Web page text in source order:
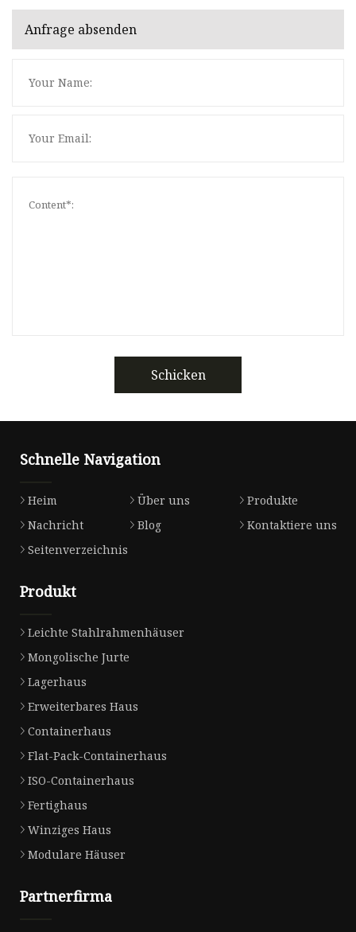
Anfrage absenden
Schicken
Schnelle Navigation
Heim Über uns
Produkte
Nachricht
Blog
Kontaktiere uns
Seitenverzeichnis
Produkt
Leichte Stahlrahmenhäuser
Mongolische Jurte
Lagerhaus
Erweiterbares Haus
Containerhaus
Flat-Pack-Containerhaus
ISO-Containerhaus
Fertighaus
Winziges Haus
Modulare Häuser
Partnerfirma